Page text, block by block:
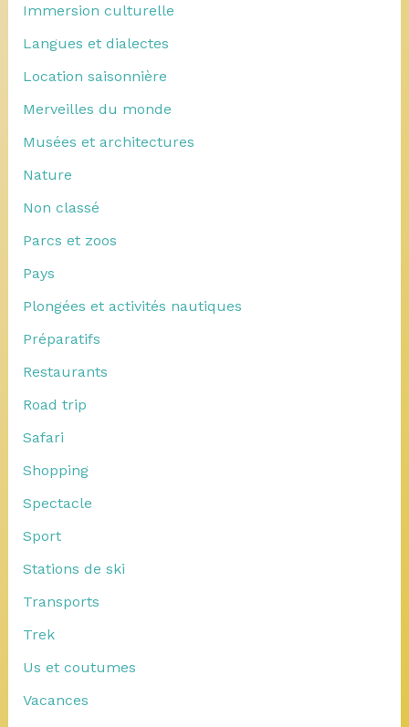
Immersion culturelle
Langues et dialectes
Location saisonnière
Merveilles du monde
Musées et architectures
Nature
Non classé
Parcs et zoos
Pays
Plongées et activités nautiques
Préparatifs
Restaurants
Road trip
Safari
Shopping
Spectacle
Sport
Stations de ski
Transports
Trek
Us et coutumes
Vacances